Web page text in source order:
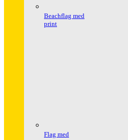
Beachflag med
print
Flag med